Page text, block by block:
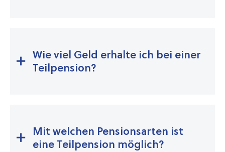
Wie viel Geld erhalte ich bei einer
Teilpension?
Mit welchen Pensionsarten ist
eine Teilpension möglich?